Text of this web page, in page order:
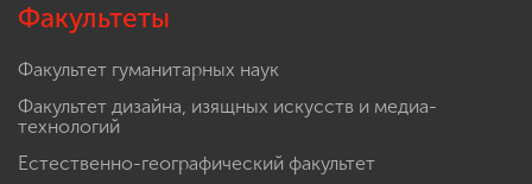
Факультеты
Факультет гуманитарных наук
Факультет дизайна, изящных искусств и медиа-
технологий
Естественно-географический факультет